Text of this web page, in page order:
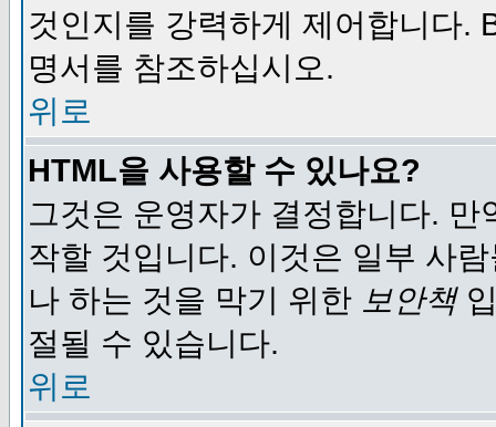
것인지를 강력하게 제어합니다.
명서를 참조하십시오.
위로
HTML을 사용할 수 있나요?
그것은 운영자가 결정합니다.
작할 것입니다. 이것은 일부 사
나 하는 것을 막기 위한 보안책
절될 수 있습니다.
위로